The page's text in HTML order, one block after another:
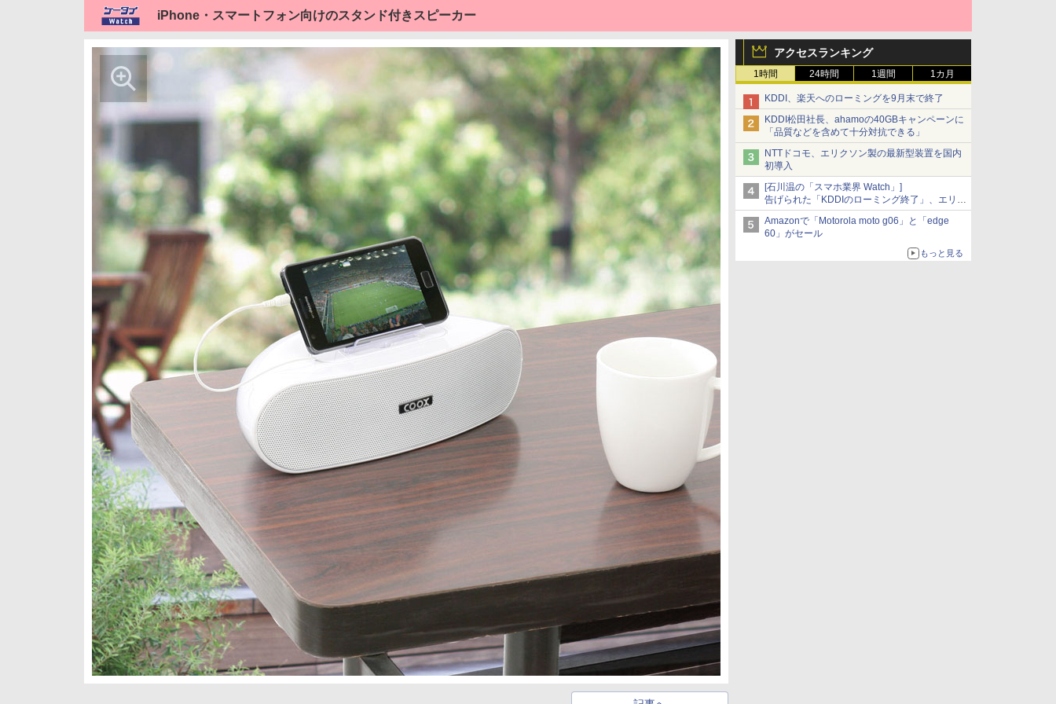
iPhone・スマートフォン向けのスタンド付きスピーカー
アクセスランキング
1時間 24時間 1週間 1カ月
KDDI、楽天へのローミングを9月末で終了
KDDI松田社長、ahamoの40GBキャンペーンに
「品質などを含めて十分対抗できる」
NTTドコモ、エリクソン製の最新型装置を国内
初導入
[石川温の「スマホ業界 Watch」]
告げられた「KDDIのローミング終了」、エリア
マップの落とし穴と楽天モバイルの課題
Amazonで「Motorola moto g06」と「edge
60」がセール
もっと見る